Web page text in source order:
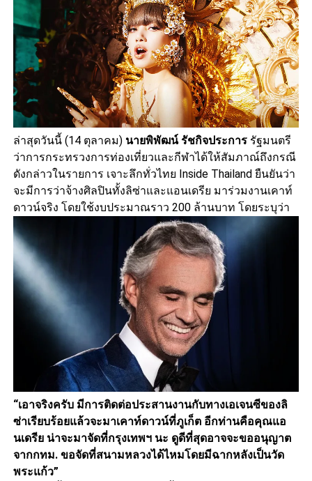
ล่าสุดวันนี้ (14 ตุลาคม) นายพิพัฒน์ รัชกิจประการรัฐมนตรี
ว่าการกระทรวงการท่องเที่ยวและกีฬาได้ให้สัมภาณ์ถึงกรณี
ดังกล่าวในรายการ เจาะลึกทั่วไทย Inside Thailand ยืนยันว่า
จะมีการว่าจ้างศิลปินทั้งลิซ่าและแอนเดรีย มาร่วมงานเคาท์
ดาวน์จริง โดยใช้งบประมาณราว 200 ล้านบาท โดยระบุว่า
“เอาจริงครับ มีการติดต่อประสานงานกับทางเอเจนซีของลิ
ซ่าเรียบร้อยแล้วจะมาเคาท์ดาวน์ที่ภูเก็ต อีกท่านคือคุณแอ
นเดรีย น่าจะมาจัดที่กรุงเทพฯ นะ ดูดีที่สุดอาจจะขออนุญาต
จากกทม. ขอจัดที่สนามหลวงได้ไหมโดยมีฉากหลังเป็นวัด
พระแก้ว”